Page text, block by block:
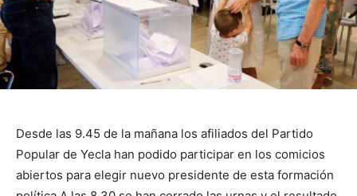
Desde las 9.45 de la mañana los afiliados del Partido
Popular de Yecla han podido participar en los comicios
abiertos para elegir nuevo presidente de esta formación